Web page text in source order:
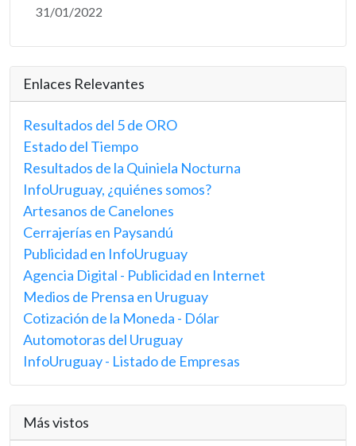
31/01/2022
Enlaces Relevantes
Resultados del 5 de ORO
Estado del Tiempo
Resultados de la Quiniela Nocturna
InfoUruguay, ¿quiénes somos?
Artesanos de Canelones
Cerrajerías en Paysandú
Publicidad en InfoUruguay
Agencia Digital - Publicidad en Internet
Medios de Prensa en Uruguay
Cotización de la Moneda - Dólar
Automotoras del Uruguay
InfoUruguay - Listado de Empresas
Más vistos